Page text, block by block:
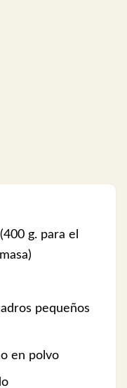
g. para el
pequeños
en polvo